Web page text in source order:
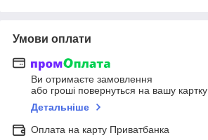
Умови оплати
Ви отримаєте замовлення
або гроші повернуться на вашу картку
Детальніше
Оплата на карту Приватбанка